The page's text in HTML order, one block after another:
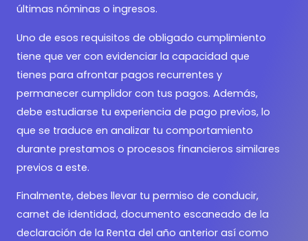
últimas nóminas o ingresos.
Uno de esos requisitos de obligado cumplimiento
tiene que ver con evidenciar la capacidad que
tienes para afrontar pagos recurrentes y
permanecer cumplidor con tus pagos. Además,
debe estudiarse tu experiencia de pago previos, lo
que se traduce en analizar tu comportamiento
durante prestamos o procesos financieros similares
previos a este.
Finalmente, debes llevar tu permiso de conducir,
carnet de identidad, documento escaneado de la
declaración de la Renta del año anterior así como